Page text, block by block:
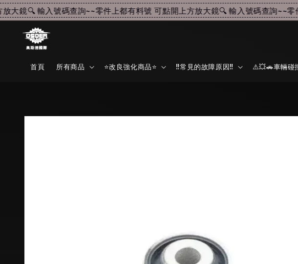
鏡🔍 輸入號碼查詢~~零件上都有料號 可點開上方放大鏡🔍 輸入號碼查詢~~零件
首頁 所有商品 ⭐改良強化商品⭐ ‼️常見的故障原因‼️ ⚠️💥🚗車輛碰